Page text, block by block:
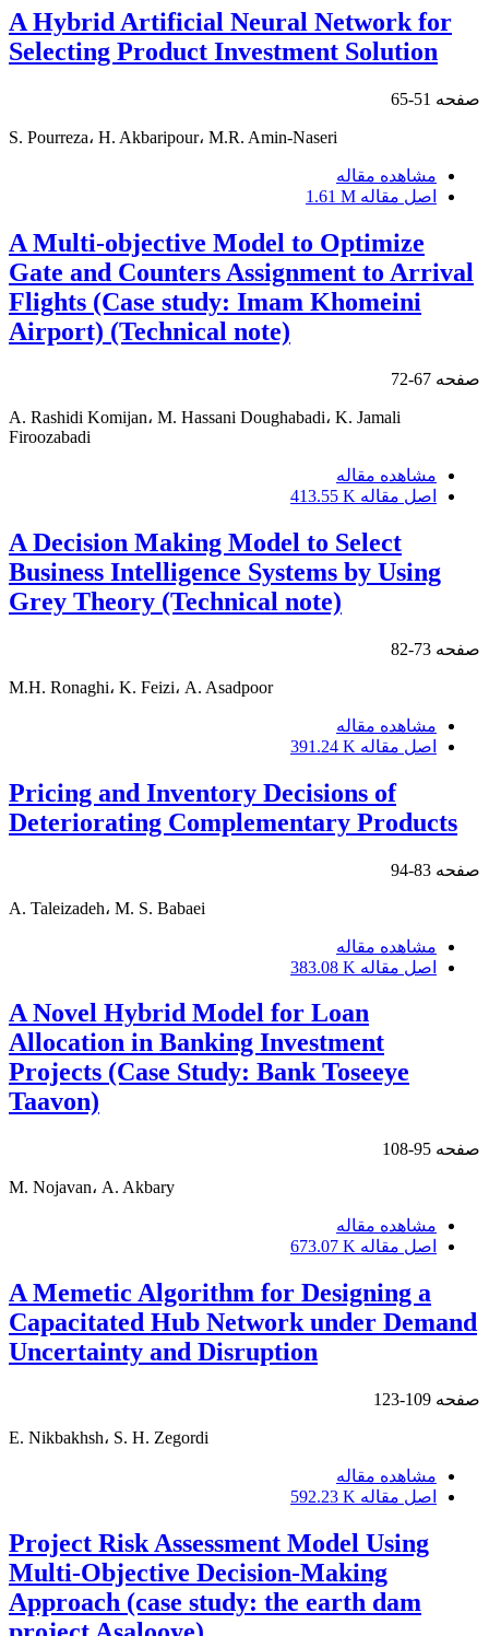
A Hybrid Artificial Neural Network for
Selecting Product Investment Solution
صفحه 51-65
S. Pourreza، H. Akbaripour، M.R. Amin-Naseri
مشاهده مقاله
اصل مقاله 1.61 M
A Multi-objective Model to Optimize
Gate and Counters Assignment to Arrival
Flights (Case study: Imam Khomeini
Airport) (Technical note)
صفحه 67-72
A. Rashidi Komijan، M. Hassani Doughabadi، K. Jamali
Firoozabadi
مشاهده مقاله
اصل مقاله 413.55 K
A Decision Making Model to Select
Business Intelligence Systems by Using
Grey Theory (Technical note)
صفحه 73-82
M.H. Ronaghi، K. Feizi، A. Asadpoor
مشاهده مقاله
اصل مقاله 391.24 K
Pricing and Inventory Decisions of
Deteriorating Complementary Products
صفحه 83-94
A. Taleizadeh، M. S. Babaei
مشاهده مقاله
اصل مقاله 383.08 K
A Novel Hybrid Model for Loan
Allocation in Banking Investment
Projects (Case Study: Bank Toseeye
Taavon)
صفحه 95-108
M. Nojavan، A. Akbary
مشاهده مقاله
اصل مقاله 673.07 K
A Memetic Algorithm for Designing a
Capacitated Hub Network under Demand
Uncertainty and Disruption
صفحه 109-123
E. Nikbakhsh، S. H. Zegordi
مشاهده مقاله
اصل مقاله 592.23 K
Project Risk Assessment Model Using
Multi-Objective Decision-Making
Approach (case study: the earth dam